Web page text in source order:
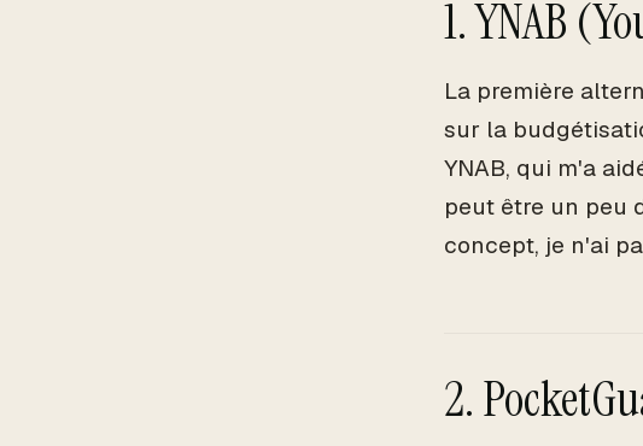
1. YNAB
La première
sur la
YNAB, qui m'a
peut être un peu
concept, je n'ai
2.